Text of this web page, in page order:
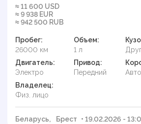
≈ 11 600 USD
≈ 9 938 EUR
≈ 942 500 RUB
Пробег:
26000 км
Объем:
1 л
Двигатель:
Электро
Привод:
Передний
Владелец:
Физ. лицо
Беларусь, Брест • 19.02.2026 -